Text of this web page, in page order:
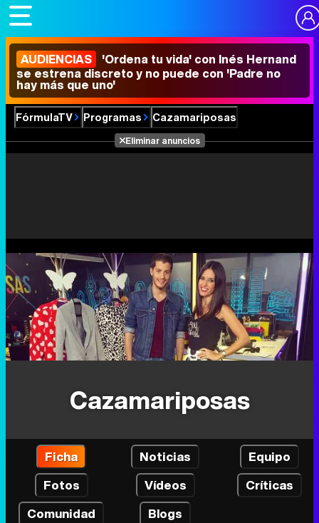
AUDIENCIAS 'Ordena tu vida' con Inés Hernand
se estrena discreto y no puede con 'Padre no
hay más que uno'
FórmulaTV Programas Cazamariposas
Eliminar anuncios
Cazamariposas
Ficha Noticias
Equipo
Fotos
Vídeos
Críticas
Comunidad
Blogs